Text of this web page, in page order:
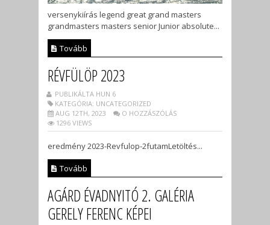
versenykiírás legend great grand masters
grandmasters masters senior Junior absolute...
Tovább
RÉVFÜLÖP 2023
PUBLIKÁLTA HUN 6
KATEGÓRIA: UNCATEGORIZED
AUG 12TH, 2023
O HOZZÁSZÓLÁS
1296 VIEWS
eredmény 2023-Revfulop-2futamLetöltés...
Tovább
AGÁRD ÉVADNYITÓ 2. GALÉRIA
GERELY FERENC KÉPEI